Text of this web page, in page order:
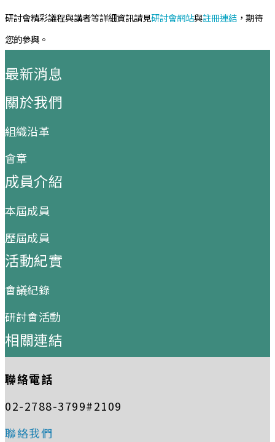
研討會精彩議程與講者等詳細資訊請見研討會網站與註冊連結 ，期待
您的參與。
最新消息
關於我們
組織沿革
會章
成員介紹
本屆成員
歷屆成員
活動紀實
會議紀錄
研討會活動
相關連結
聯絡電話
02-2788-3799#2109
聯絡我們